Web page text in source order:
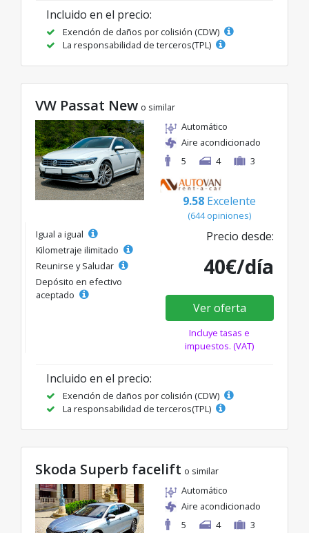
Incluido en el precio:
Exención de daños por colisión (CDW)
La responsabilidad de terceros(TPL)
VW Passat New o similar
Automático
Aire acondicionado
5
4 3
9.58 Excelente
(644 opiniones)
Igual a igual
Kilometraje ilimitado
Reunirse y Saludar
Depósito en efectivo
aceptado
Precio desde:
40€/día
Ver oferta
Incluye tasas e
impuestos. (VAT)
Incluido en el precio:
Exención de daños por colisión (CDW)
La responsabilidad de terceros(TPL)
Skoda Superb facelift o similar
Automático
Aire acondicionado
5
4 3